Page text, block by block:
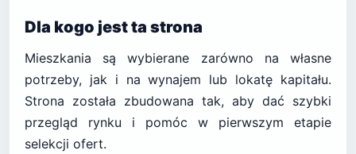
Dla kogo jest ta strona
Mieszkania są wybierane zarówno na własne
potrzeby, jak i na wynajem lub lokatę kapitału.
Strona została zbudowana tak, aby dać szybki
przegląd rynku i pomóc w pierwszym etapie
selekcji ofert.